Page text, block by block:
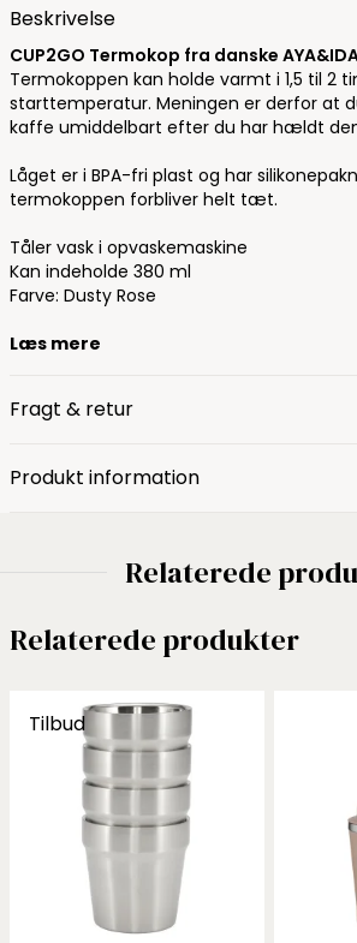
Beskrivelse
CUP2GO Termokop fra danske
Termokoppen kan holde varmt i 1,5 til 2
starttemperatur. Meningen er derfor at
kaffe umiddelbart efter du har hældt
Låget er i BPA-fri plast og har
termokoppen forbliver helt tæt.
Tåler vask i opvaskemaskine
Kan indeholde 380 ml
Farve: Dusty Rose
Læs mere
Fragt & retur
Produkt information
Relaterede
Relaterede produkter
Tilbud